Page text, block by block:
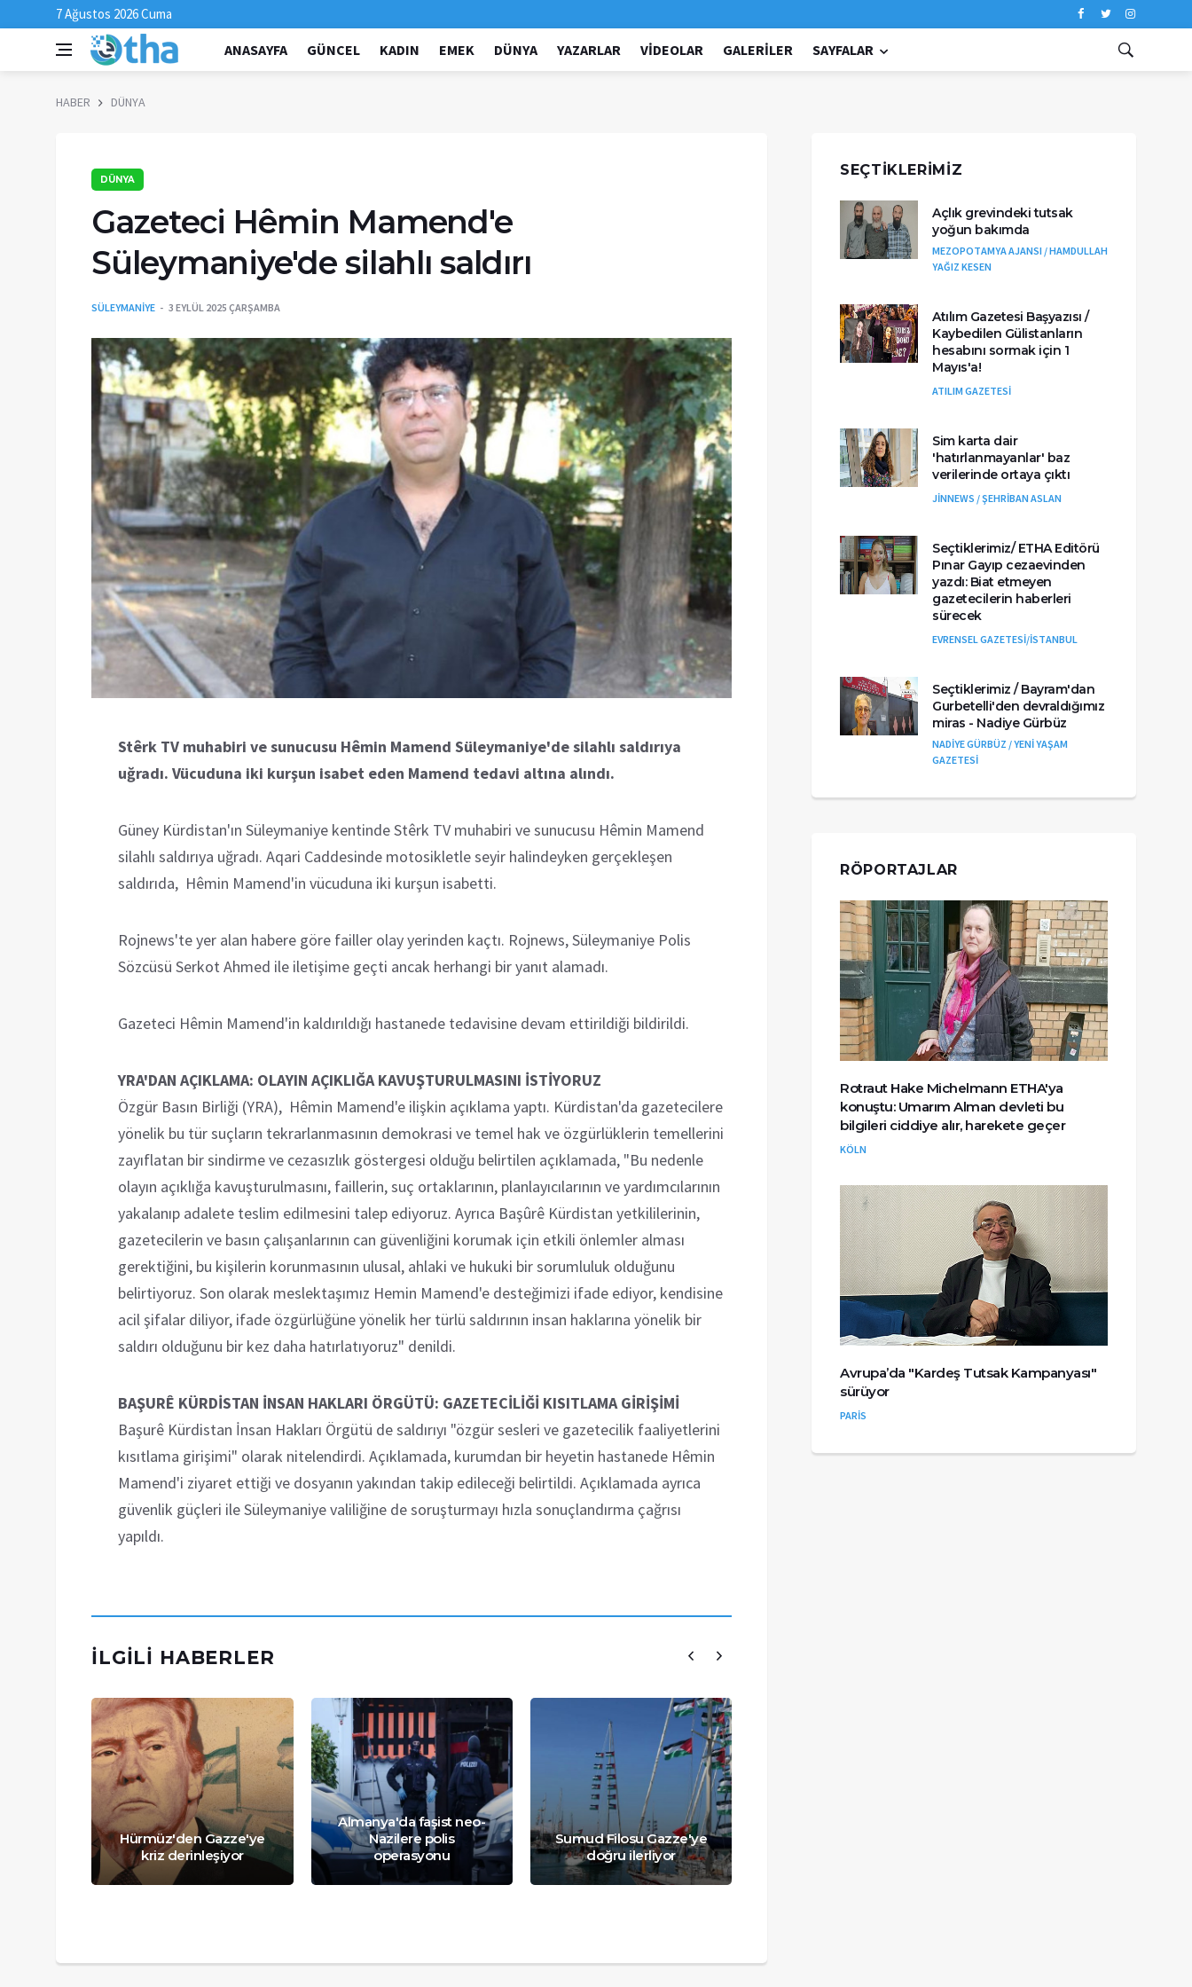
7 Ağustos 2026 Cuma
ANASAYFA GÜNCEL KADIN EMEK DÜNYA YAZARLAR VIDEOLAR GALERILER SAYFALAR
HABER DÜNYA
DÜNYA
Gazeteci Hêmin Mamend'e
Süleymaniye'de silahlı saldırı
SÜLEYMANİYE 3 EYLÜL 2025 ÇARŞAMBA
Stêrk TV muhabiri ve sunucusu Hêmin Mamend Süleymaniye'de silahlı saldırıya
uğradı. Vücuduna iki kurşun isabet eden Mamend tedavi altına alındı.
Güney Kürdistan'ın Süleymaniye kentinde Stêrk TV muhabiri ve sunucusu Hêmin Mamend
silahlı saldırıya uğradı. Aqari Caddesinde motosikletle seyir halindeyken gerçekleşen
saldırıda, Hêmin Mamend'in vücuduna iki kurşun isabetti.
Rojnews'te yer alan habere göre failler olay yerinden kaçtı. Rojnews, Süleymaniye Polis
Sözcüsü Serkot Ahmed ile iletişime geçti ancak herhangi bir yanıt alamadı.
Gazeteci Hêmin Mamend'in kaldırıldığı hastanede tedavisine devam ettirildiği bildirildi.
YRA'DAN AÇIKLAMA: OLAYIN AÇIKLIĞA KAVUŞTURULMASINI İSTİYORUZ
Özgür Basın Birliği (YRA), Hêmin Mamend'e ilişkin açıklama yaptı. Kürdistan'da gazetecilere
yönelik bu tür suçların tekrarlanmasının demokrasi ve temel hak ve özgürlüklerin temellerini
zayıflatan bir sindirme ve cezasızlık göstergesi olduğu belirtilen açıklamada, "Bu nedenle
olayın açıklığa kavuşturulmasını, faillerin, suç ortaklarının, planlayıcılarının ve yardımcılarının
yakalanıp adalete teslim edilmesini talep ediyoruz. Ayrıca Başûrê Kürdistan yetkililerinin,
gazetecilerin ve basın çalışanlarının can güvenliğini korumak için etkili önlemler alması
gerektiğini, bu kişilerin korunmasının ulusal, ahlaki ve hukuki bir sorumluluk olduğunu
belirtiyoruz. Son olarak meslektaşımız Hemin Mamend'e desteğimizi ifade ediyor, kendisine
acil şifalar diliyor, ifade özgürlüğüne yönelik her türlü saldırının insan haklarına yönelik bir
saldırı olduğunu bir kez daha hatırlatıyoruz" denildi.
BAŞURÊ KÜRDİSTAN İNSAN HAKLARI ÖRGÜTÜ: GAZETECİLİĞİ KISITLAMA GİRİŞİMİ
Başurê Kürdistan İnsan Hakları Örgütü de saldırıyı "özgür sesleri ve gazetecilik faaliyetlerini
kısıtlama girişimi" olarak nitelendirdi. Açıklamada, kurumdan bir heyetin hastanede Hêmin
Mamend'i ziyaret ettiği ve dosyanın yakından takip edileceği belirtildi. Açıklamada ayrıca
güvenlik güçleri ile Süleymaniye valiliğine de soruşturmayı hızla sonuçlandırma çağrısı
yapıldı.
İLGILI HABERLER
Hürmüz'den Gazze'ye
kriz derinleşiyor
Almanya'da faşist neo-
Nazilere polis
operasyonu
Sumud Filosu Gazze'ye
doğru ilerliyor
SEÇTIKLERIMIZ
Açlık grevindeki tutsak
yoğun bakımda
MEZOPOTAMYA AJANSI / HAMDULLAH
YAĞIZ KESEN
Atılım Gazetesi Başyazısı /
Kaybedilen Gülistanların
hesabını sormak için 1
Mayıs'a!
ATILIM GAZETESİ
Sim karta dair
'hatırlanmayanlar' baz
verilerinde ortaya çıktı
JİNNEWS / ŞEHRİBAN ASLAN
Seçtiklerimiz/ ETHA Editörü
Pınar Gayıp cezaevinden
yazdı: Biat etmeyen
gazetecilerin haberleri
sürecek
EVRENSEL GAZETESİ/İSTANBUL
Seçtiklerimiz / Bayram'dan
Gurbetelli'den devraldığımız
miras - Nadiye Gürbüz
NADİYE GÜRBÜZ / YENİ YAŞAM
GAZETESİ
RÖPORTAJLAR
Rotraut Hake Michelmann ETHA'ya
konuştu: Umarım Alman devleti bu
bilgileri ciddiye alır, harekete geçer
KÖLN
Avrupa’da "Kardeş Tutsak Kampanyası"
sürüyor
PARİS